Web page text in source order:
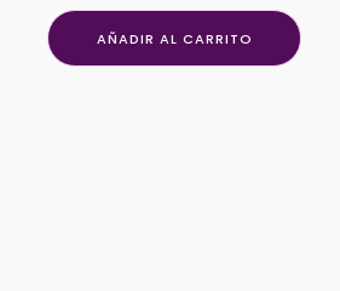
AÑADIR AL CARRITO